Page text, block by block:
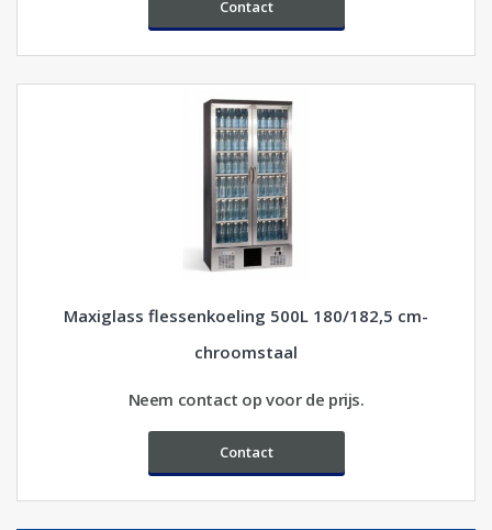
Contact
Maxiglass flessenkoeling 500L 180/182,5 cm-
chroomstaal
Neem contact op voor de prijs.
Contact